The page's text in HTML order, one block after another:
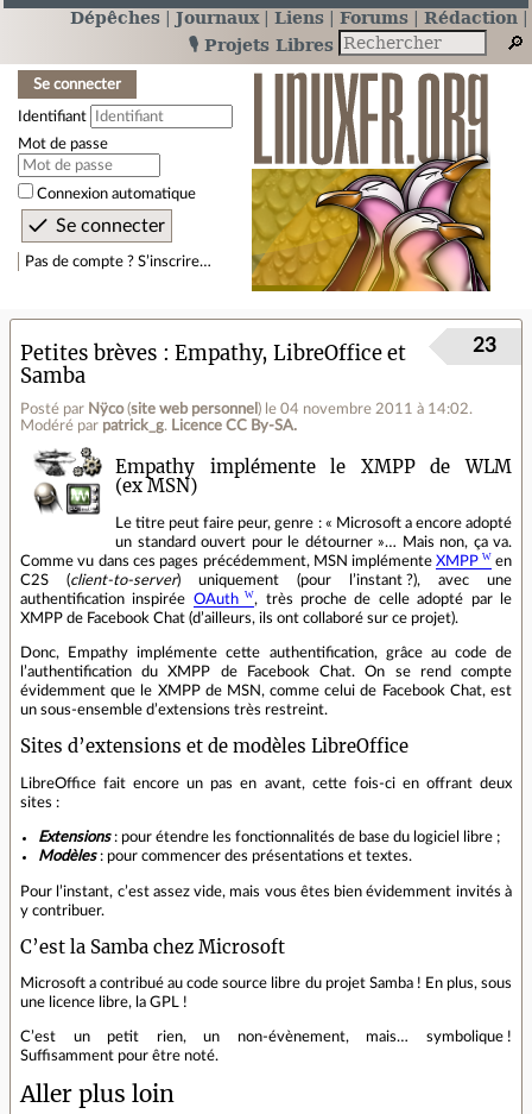
Dépêches Journaux Liens Forums
Rédaction
🎙️ Projets Libres
Se connecter
Identifiant
Mot de passe
Connexion automatique
Pas de compte ? S’inscrire…
Petites brèves : Empathy, LibreOffice et
Samba
Posté par Nÿco(site web personnel ) le 04 novembre 2011 à 14:02.
Modéré par patrick_g. Licence CC By‑SA.
23
Empathy implémente le XMPP de WLM
(ex MSN)
Le titre peut faire peur, genre : « Microsoft a encore adopté
un standard ouvert pour le détourner »… Mais non, ça va.
Comme vu dans ces pages précédemment, MSN implémente XMPP
en
C2S (client‐to‐server) uniquement (pour l’instant ?), avec une
authentification inspirée OAuth
, très proche de celle adopté par le
XMPP de Facebook Chat (d’ailleurs, ils ont collaboré sur ce projet).
Donc, Empathy implémente cette authentification, grâce au code de
l’authentification du XMPP de Facebook Chat. On se rend compte
évidemment que le XMPP de MSN, comme celui de Facebook Chat, est
un sous‐ensemble d’extensions très restreint.
Sites d’extensions et de modèles LibreOffice
LibreOffice fait encore un pas en avant, cette fois‐ci en offrant deux
sites :
Extensions: pour étendre les fonctionnalités de base du logiciel libre ;
Modèles: pour commencer des présentations et textes.
Pour l’instant, c’est assez vide, mais vous êtes bien évidemment invités à
y contribuer.
C’est la Samba chez Microsoft
Microsoft a contribué au code source libre du projet Samba ! En plus, sous
une licence libre, la GPL !
C’est un petit rien, un non‐évènement, mais… symbolique !
Suffisamment pour être noté.
Aller plus loin